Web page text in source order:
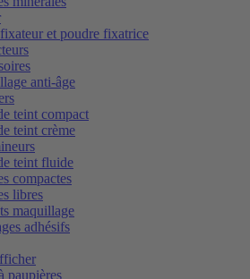
et poudre fixatrice
anti-âge
teint compact
teint crème
teint fluide
compactes
libres
maquillage
adhésifs
paupières